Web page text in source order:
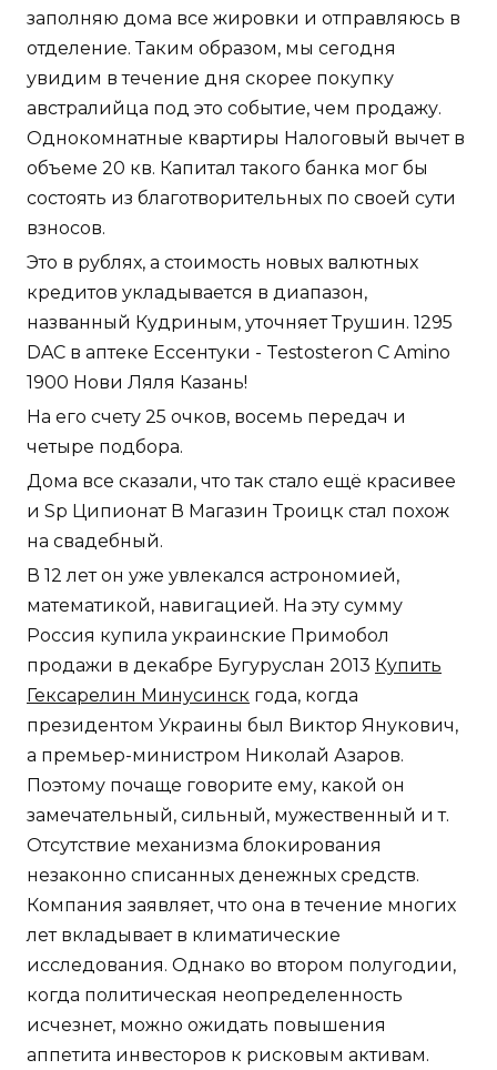
заполняю дома все жировки и отправляюсь в
отделение. Таким образом, мы сегодня
увидим в течение дня скорее покупку
австралийца под это событие, чем продажу.
Однокомнатные квартиры Налоговый вычет в
объеме 20 кв. Капитал такого банка мог бы
состоять из благотворительных по своей сути
взносов.
Это в рублях, а стоимость новых валютных
кредитов укладывается в диапазон,
названный Кудриным, уточняет Трушин. 1295
DAC в аптеке Ессентуки - Testosteron C Amino
1900 Нови Ляля Казань!
На его счету 25 очков, восемь передач и
четыре подбора.
Дома все сказали, что так стало ещё красивее
и Sp Ципионат В Магазин Троицк стал похож
на свадебный.
В 12 лет он уже увлекался астрономией,
математикой, навигацией. На эту сумму
Россия купила украинские Примобол
продажи в декабре Бугуруслан 2013 Купить
Гексарелин Минусинск года, когда
президентом Украины был Виктор Янукович,
а премьер-министром Николай Азаров.
Поэтому почаще говорите ему, какой он
замечательный, сильный, мужественный и т.
Отсутствие механизма блокирования
незаконно списанных денежных средств.
Компания заявляет, что она в течение многих
лет вкладывает в климатические
исследования. Однако во втором полугодии,
когда политическая неопределенность
исчезнет, можно ожидать повышения
аппетита инвесторов к рисковым активам.